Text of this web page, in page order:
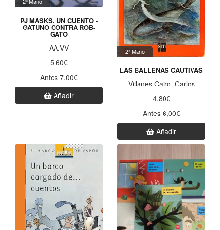
PJ MASKS. UN CUENTO -
GATUNO CONTRA ROB-
GATO
AA.VV
5,60€
Antes 7,00€
Añadir
2ª Mano
LAS BALLENAS CAUTIVAS
Villanes Cairo, Carlos
4,80€
Antes 6,00€
Añadir